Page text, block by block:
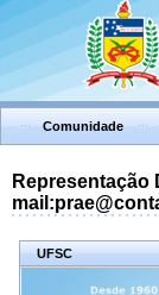
Comunidade
Representação
UFSC